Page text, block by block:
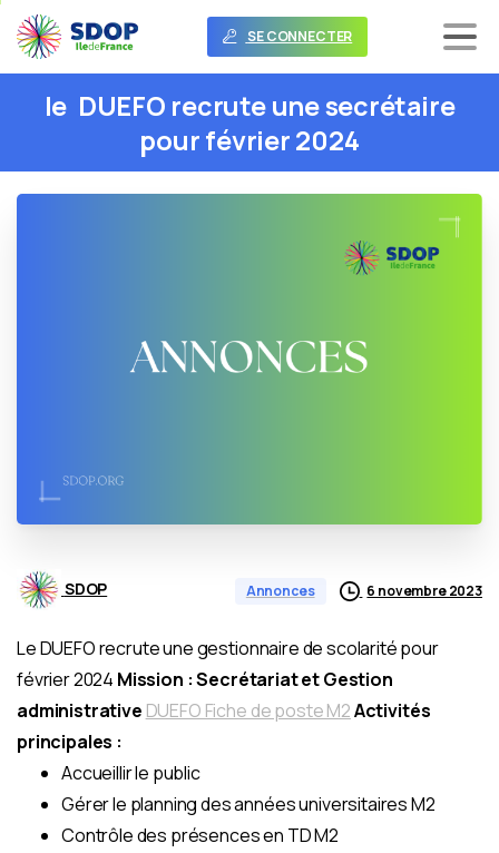
SE CONNECTER
le DUEFO recruteunesecrétaire
pourfévrier2024
SDOP Annonces 6 novembre 2023
Le DUEFO recrute une gestionnaire de scolarité pour
février 2024 Mission : Secrétariat et Gestion
administrative DUEFO Fiche de poste M2Activités
principales :
Accueillir le public
Gérer le planning des années universitaires M2
Contrôle des présences en TD M2